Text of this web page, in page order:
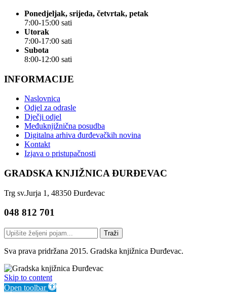
Ponedjeljak, srijeda, četvrtak, petak
7:00-15:00 sati
Utorak
7:00-17:00 sati
Subota
8:00-12:00 sati
INFORMACIJE
Naslovnica
Odjel za odrasle
Dječji odjel
Međuknjižnična posudba
Digitalna arhiva đurđevačkih novina
Kontakt
Izjava o pristupačnosti
GRADSKA KNJIŽNICA ĐURĐEVAC
Trg sv.Jurja 1, 48350 Đurđevac
048 812 701
Traži
Sva prava pridržana 2015. Gradska knjižnica Đurđevac.
Skip to content
Open toolbar